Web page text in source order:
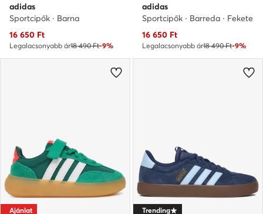
adidas
Sportcipők · Barna
Aktuális ár
16 650 Ft
Legalacsonyabb ár18 490 Ft-9%
adidas
Sportcipők · Barreda · Fekete
Aktuális ár
16 650 Ft
Legalacsonyabb ár18 490 Ft-9%
Ajánlat Trending